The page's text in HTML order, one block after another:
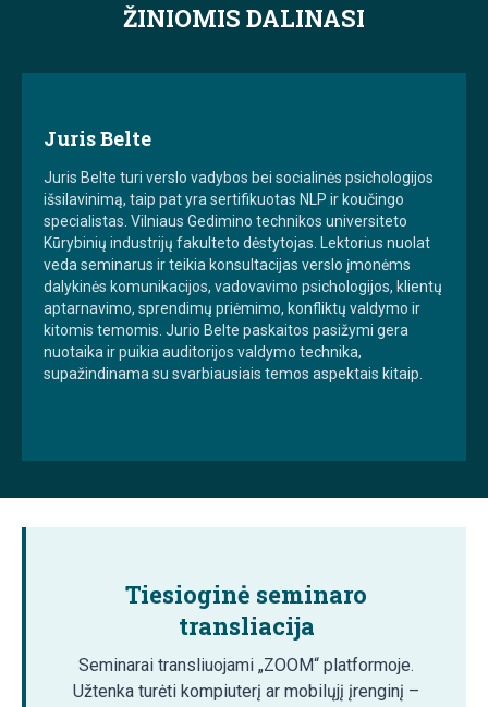
ŽINIOMIS DALINASI
Juris Belte
Juris Belte turi verslo vadybos bei socialinės psichologijos
išsilavinimą, taip pat yra sertifikuotas NLP ir koučingo
specialistas. Vilniaus Gedimino technikos universiteto
Kūrybinių industrijų fakulteto dėstytojas. Lektorius nuolat
veda seminarus ir teikia konsultacijas verslo įmonėms
dalykinės komunikacijos, vadovavimo psichologijos, klientų
aptarnavimo, sprendimų priėmimo, konfliktų valdymo ir
kitomis temomis. Jurio Belte paskaitos pasižymi gera
nuotaika ir puikia auditorijos valdymo technika,
supažindinama su svarbiausiais temos aspektais kitaip.
Tiesioginė seminaro
transliacija
Seminarai transliuojami „ZOOM“ platformoje.
Užtenka turėti kompiuterį ar mobilųjį įrenginį –